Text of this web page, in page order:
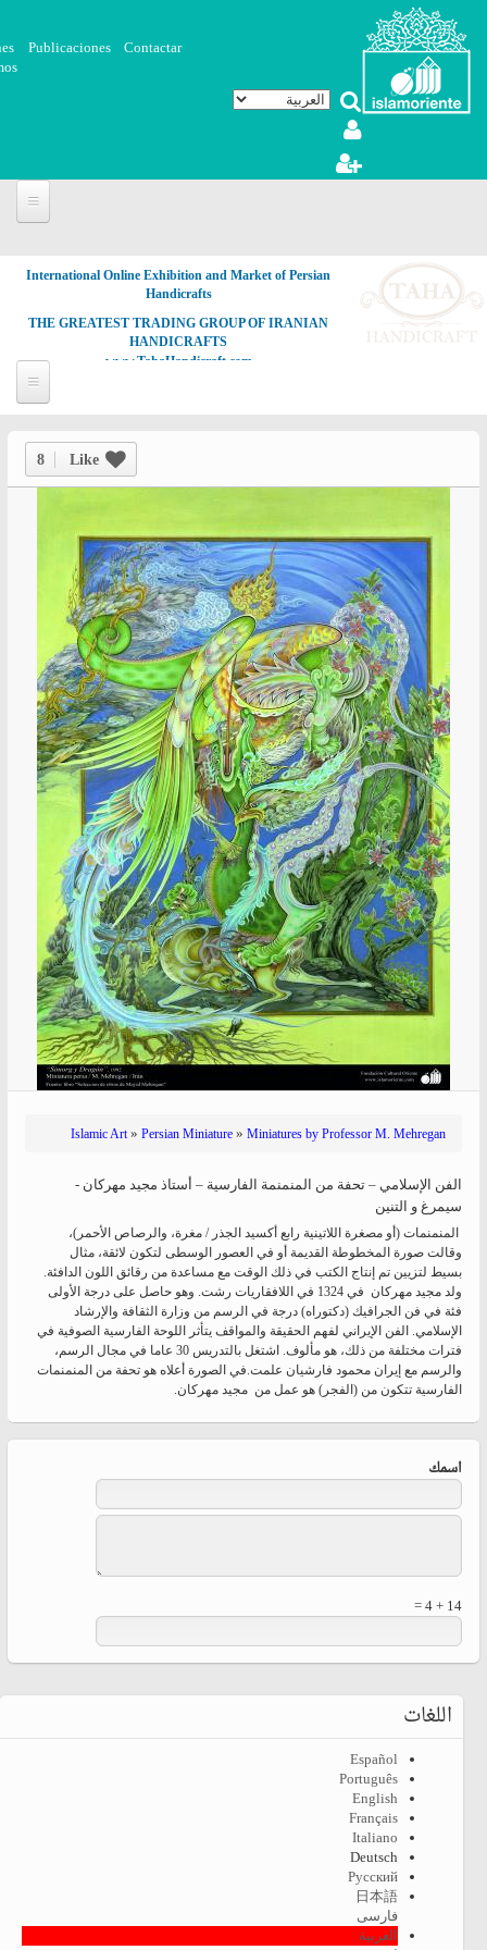
تجاوز إلى المحتوى الرئيسي
Contactar
Publicaciones
International Online Exhibition and Market of Persian
Handicrafts
THE GREATEST TRADING GROUP OF IRANIAN
HANDICRAFTS
www.TahaHandicraft.com
8 Like
Islamic Art» Persian Miniature » Miniatures by Professor M. Mehregan
الفن الإسلامي – تحفة من المنمنمة الفارسية – أستاذ مجید مهرکان -
سیمرغ و التنين
المنمنمات (أو مصغرة اللاتينية رابع أكسيد الجذر / مغرة، والرصاص الأحمر)،
وقالت صورة المخطوطة القديمة أو في العصور الوسطى لتكون لائقة، مثال
بسيط لتزيين تم إنتاج الكتب في ذلك الوقت مع مساعدة من رقائق اللون الدافئة.
ولد مجید مهرکان في 1324 في اللافقاريات رشت. وهو حاصل على درجة الأولى
فئة في فن الجرافيك (دكتوراه) درجة في الرسم من وزارة الثقافة والإرشاد
الإسلامي. الفن الإيراني لفهم الحقيقة والمواقف يتأثر اللوحة الفارسية الصوفية في
فترات مختلفة من ذلك، هو مألوف. اشتغل بالتدريس 30 عاما في مجال الرسم،
والرسم مع إيران محمود فارشيان علمت.في الصورة أعلاه هو تحفة من المنمنمات
الفارسية تتكون من (الفجر) هو عمل من مجید مهرکان.
‏اسمك ‏
14 + 4 =
اللغات
Español
Português
English
Français
Italiano
Deutsch
Русский
日本語
فارسی
العربية